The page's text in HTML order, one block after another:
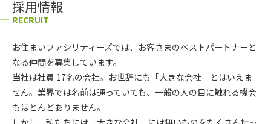
採用情報
RECRUIT
お住まいファシリティーズでは、お客さまのベストパートナーと
なる仲間を募集しています。
当社は社員 17名の会社。お世辞にも「大きな会社」とはいえま
せん。業界では名前は通っていても、一般の人の目に触れる機会
もほとんどありません。